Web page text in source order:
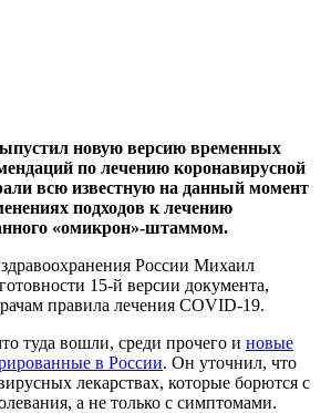
новую версию временных
по лечению коронавирусной
всю известную на данный момент
подходов к лечению
«омикрон»-штаммом.
России Михаил
15-й версии документа,
правила лечения COVID-19.
туда вошли, среди прочего и новые
в России. Он уточнил, что
лекарствах, которые борются с
а не только с симптомами.